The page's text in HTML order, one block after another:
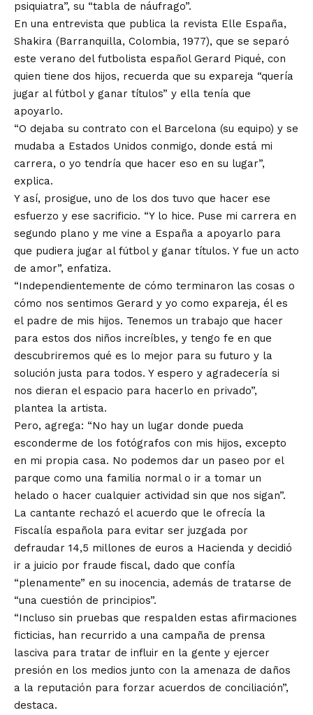
psiquiatra”, su “tabla de náufrago”.
En una entrevista que publica la revista Elle España,
Shakira (Barranquilla, Colombia, 1977), que se separó
este verano del futbolista español Gerard Piqué, con
quien tiene dos hijos, recuerda que su expareja “quería
jugar al fútbol y ganar títulos” y ella tenía que
apoyarlo.
“O dejaba su contrato con el Barcelona (su equipo) y se
mudaba a Estados Unidos conmigo, donde está mi
carrera, o yo tendría que hacer eso en su lugar”,
explica.
Y así, prosigue, uno de los dos tuvo que hacer ese
esfuerzo y ese sacrificio. “Y lo hice. Puse mi carrera en
segundo plano y me vine a España a apoyarlo para
que pudiera jugar al fútbol y ganar títulos. Y fue un acto
de amor”, enfatiza.
“Independientemente de cómo terminaron las cosas o
cómo nos sentimos Gerard y yo como expareja, él es
el padre de mis hijos. Tenemos un trabajo que hacer
para estos dos niños increíbles, y tengo fe en que
descubriremos qué es lo mejor para su futuro y la
solución justa para todos. Y espero y agradecería si
nos dieran el espacio para hacerlo en privado”,
plantea la artista.
Pero, agrega: “No hay un lugar donde pueda
esconderme de los fotógrafos con mis hijos, excepto
en mi propia casa. No podemos dar un paseo por el
parque como una familia normal o ir a tomar un
helado o hacer cualquier actividad sin que nos sigan”.
La cantante rechazó el acuerdo que le ofrecía la
Fiscalía española para evitar ser juzgada por
defraudar 14,5 millones de euros a Hacienda y decidió
ir a juicio por fraude fiscal, dado que confía
“plenamente” en su inocencia, además de tratarse de
“una cuestión de principios”.
“Incluso sin pruebas que respalden estas afirmaciones
ficticias, han recurrido a una campaña de prensa
lasciva para tratar de influir en la gente y ejercer
presión en los medios junto con la amenaza de daños
a la reputación para forzar acuerdos de conciliación”,
destaca.